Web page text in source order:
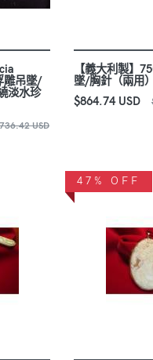
雕吊墜/
淡水珍
USD
【義大利製】
墜/胸針（兩用）
$864.74 USD
47% OFF